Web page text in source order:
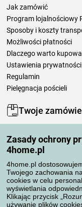
Zasady ochrony
4home.pl
4home.pl
Twojego zachowania
cookies w celu
wyświetlania
Klikając przycisk
używanie plików
Jak zamówić
Program lojalnościowy
Sposoby i koszty
Możliwości płatności
Dlaczego warto
Ustawienia prywatności
Regulamin
Pielęgnacja pościeli
Twoje
Moje zamówienia
Reklamacje
Odstąpienie od umowy
Zasady przetwarzania
Sposoby